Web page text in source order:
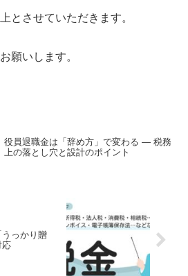
とさせていただきます。
願いします。
役員退職金は「辞め方」で変わる ― 税務
上の落とし穴と設計のポイント
っかり贈
応